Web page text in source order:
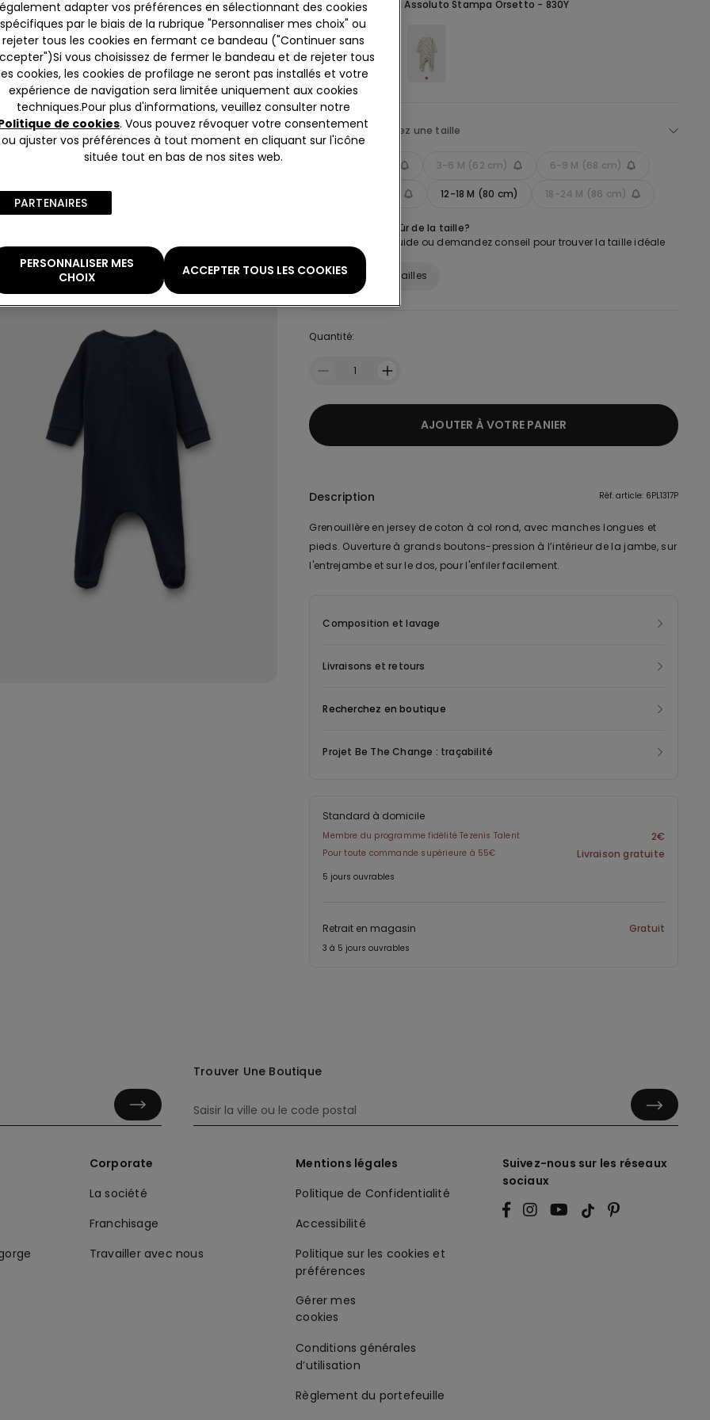
Couleur:Bleu - Blu Assoluto Stampa Orsetto - 830Y
Taille: Sélectionnez une taille
3-6 M (62 cm) 6-9 M (68 cm)
12-18 M (80 cm) 18-24 M (86 cm)
Vous n'êtes pas sûr de la taille?
Consultez notre guide ou demandez conseil pour trouver la taille idéale
Guide des tailles
Quantité:
1
AJOUTER À VOTRE PANIER
Description Réf. article: 6PL1317P
Grenouillère en jersey de coton à col rond, avec manches longues et
pieds. Ouverture à grands boutons-pression à l’intérieur de la jambe, sur
l'entrejambe et sur le dos, pour l'enfiler facilement.
Composition et lavage
Livraisons et retours
Recherchez en boutique
Projet Be The Change : traçabilité
Standard à domicile
Membre du programme fidélité Tezenis Talent 2€
Pour toute commande supérieure à 55€ Livraison gratuite
5 jours ouvrables
Retrait en magasin Gratuit
3 à 5 jours ouvrables
Trouver Une Boutique
Corporate
La société
Franchisage
Travailler avec nous
Mentions légales
Politique de Confidentialité
Accessibilité
Politique sur les cookies et
préférences
Conditions générales
d’utilisation
Règlement du portefeuille
Suivez-nous sur les réseaux
sociaux
adapter vos préférences en sélectionnant des cookies
spécifiques par le biais de la rubrique "Personnaliser mes choix" ou
rejeter tous les cookies en fermant ce bandeau ("Continuer sans
vous choisissez de fermer le bandeau et de rejeter tous
cookies, les cookies de profilage ne seront pas installés et votre
expérience de navigation sera limitée uniquement aux cookies
techniques.​Pour plus d'informations, veuillez consulter notre
de cookies. Vous pouvez révoquer votre consentement
ou ajuster vos préférences à tout moment en cliquant sur l'icône
située tout en bas de nos sites web.
PARTENAIRES​
PERSONNALISER MES
CHOIX
ACCEPTER TOUS LES COOKIES